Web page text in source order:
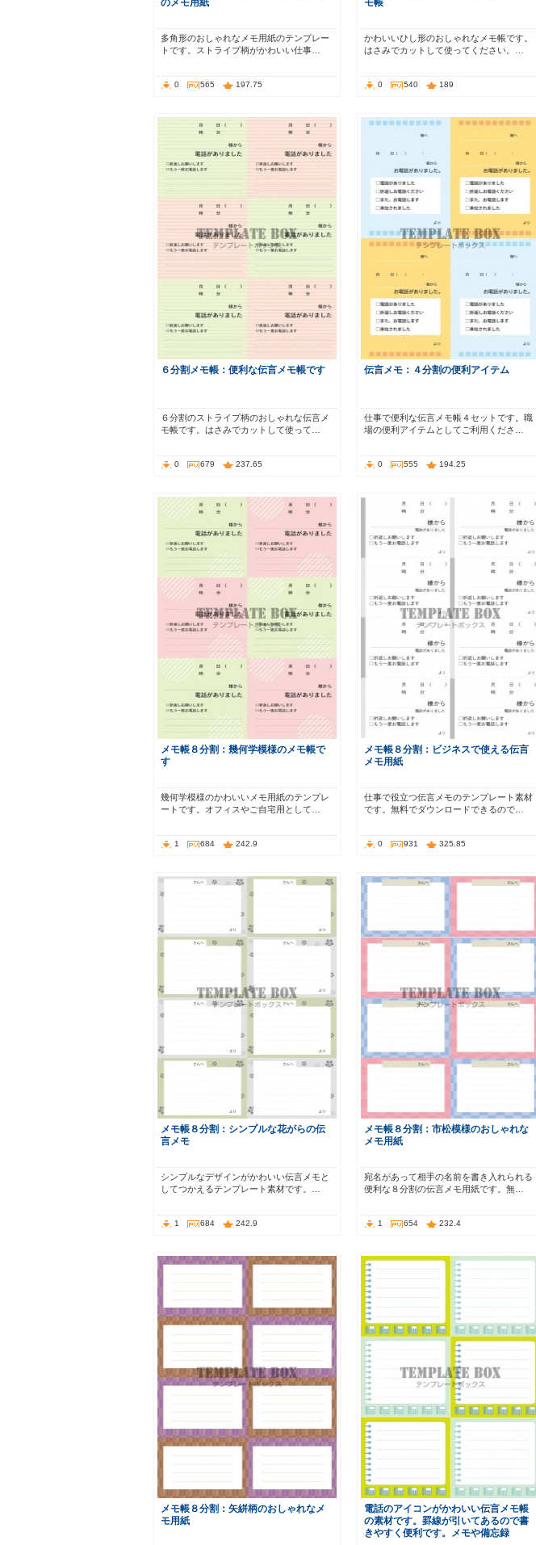
多角形のおしゃれなメモ用紙のテンプレー
トです。ストライプ柄がかわいい仕事…
0 565 197.75
かわいいひし形のおしゃれなメモ帳です。
はさみでカットして使ってください。…
0 540 189
６分割メモ帳：便利な伝言メモ帳です
６分割のストライプ柄のおしゃれな伝言メ
モ帳です。はさみでカットして使って…
0 679 237.65
伝言メモ：４分割の便利アイテム
仕事で便利な伝言メモ帳４セットです。職
場の便利アイテムとしてご利用くださ…
0 555 194.25
メモ帳８分割：幾何学模様のメモ帳で
す
幾何学模様のかわいいメモ用紙のテンプレ
ートです。オフィスやご自宅用として…
1 684 242.9
メモ帳８分割：ビジネスで使える伝言
メモ用紙
仕事で役立つ伝言メモのテンプレート素材
です。無料でダウンロードできるので…
0 931 325.85
メモ帳８分割：シンプルな花がらの伝
言メモ
シンプルなデザインがかわいい伝言メモと
してつかえるテンプレート素材です。…
1 684 242.9
メモ帳８分割：市松模様のおしゃれな
メモ用紙
宛名があって相手の名前を書き入れられる
便利な８分割の伝言メモ用紙です。無…
1 654 232.4
メモ帳８分割：矢絣柄のおしゃれなメ
モ用紙
電話のアイコンがかわいい伝言メモ帳
の素材です。罫線が引いてあるので書
きやすく便利です。メモや備忘録